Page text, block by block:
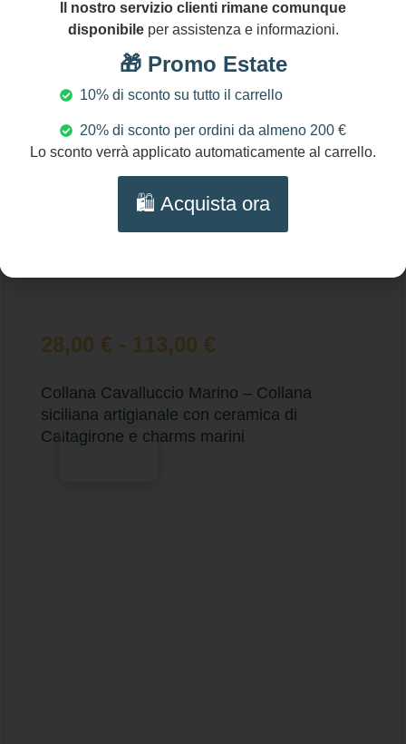
28,00 € - 113,00 €
Collana Cavalluccio Marino – Collana
siciliana artigianale con ceramica di
Caltagirone e charms marini
Il nostro servizio clienti rimane comunque
disponibileper assistenza e informazioni.
🎁 Promo Estate
10% di sconto su tutto il carrello
20% di sconto per ordini da almeno 200 €
Lo sconto verrà applicato automaticamente al carrello.
🛍️ Acquista ora